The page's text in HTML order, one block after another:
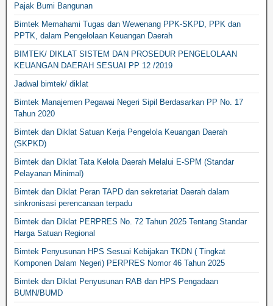
Pajak Bumi Bangunan
Bimtek Memahami Tugas dan Wewenang PPK-SKPD, PPK dan
PPTK, dalam Pengelolaan Keuangan Daerah
BIMTEK/ DIKLAT SISTEM DAN PROSEDUR PENGELOLAAN
KEUANGAN DAERAH SESUAI PP 12 /2019
Jadwal bimtek/ diklat
Bimtek Manajemen Pegawai Negeri Sipil Berdasarkan PP No. 17
Tahun 2020
Bimtek dan Diklat Satuan Kerja Pengelola Keuangan Daerah
(SKPKD)
Bimtek dan Diklat Tata Kelola Daerah Melalui E-SPM (Standar
Pelayanan Minimal)
Bimtek dan Diklat Peran TAPD dan sekretariat Daerah dalam
sinkronisasi perencanaan terpadu
Bimtek dan Diklat PERPRES No. 72 Tahun 2025 Tentang Standar
Harga Satuan Regional
Bimtek Penyusunan HPS Sesuai Kebijakan TKDN ( Tingkat
Komponen Dalam Negeri) PERPRES Nomor 46 Tahun 2025
Bimtek dan Diklat Penyusunan RAB dan HPS Pengadaan
BUMN/BUMD